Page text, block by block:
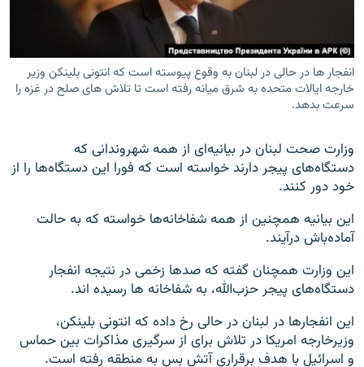
انفجار ها در حالی در لبنان به وقوع پیوسته است که انتونی بلینکن وزیر
خارجه ایالات متحده به شرق میانه رفته است تا تلاش های صلح در غزه را
سرعت بدهد.
وزارت صحت لبنان در بیانیه‌ای از همه شهروندانی که
دستگاه‌های پیجر دارند خواسته است که فورا این دستگاه‌ها را از
خود دور کنند.
این بیانیه همچنین از همه شفاخانه‌ها خواسته که به حالت
آماده‌باش درآیند.
این وزارت همچنان گفته که صدها زخمی در نتیجه انفجار
دستگاه‌های پیجر حزب‌الله، به شفاخانه ها رسیده اند.
این انفجارها در لبنان در حالی رخ داده که انتونی بلینکن،
وزیرخارجه امریکا در تلاش برای از سرگیری مذاکرات بین حماس
و اسرائیل با هدف برقراری آتش بس به منطقه رفته است.